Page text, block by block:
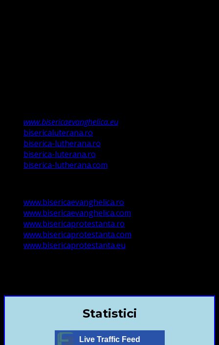
www.bisericaevanghelica.eu
bisericaluterana.ro
biserica-lutherana.ro
biserica-luterana.ro
biserica-lutherana.com
www.bisericaevanghelica.ro
www.bisericaevanghelica.com
www.bisericaprotestanta.ro
www.bisericaprotestanta.com
www.bisericaprotestanta.eu
Statistici
Live Traffic Feed